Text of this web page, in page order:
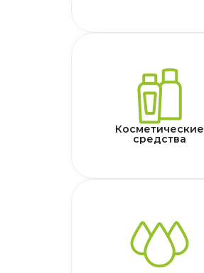
Косметические
средства